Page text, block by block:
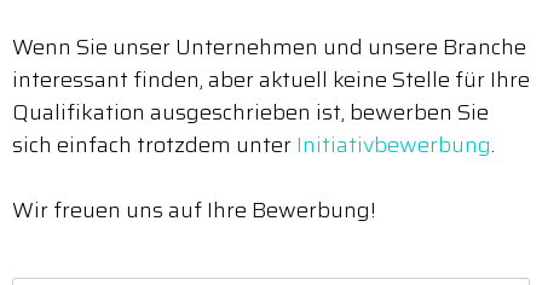
Wenn Sie unser Unternehmen und unsere Branche
interessant finden, aber aktuell keine Stelle für Ihre
Qualifikation ausgeschrieben ist, bewerben Sie
sich einfach trotzdem unterInitiativbewerbung.
Wir freuen uns auf Ihre Bewerbung!